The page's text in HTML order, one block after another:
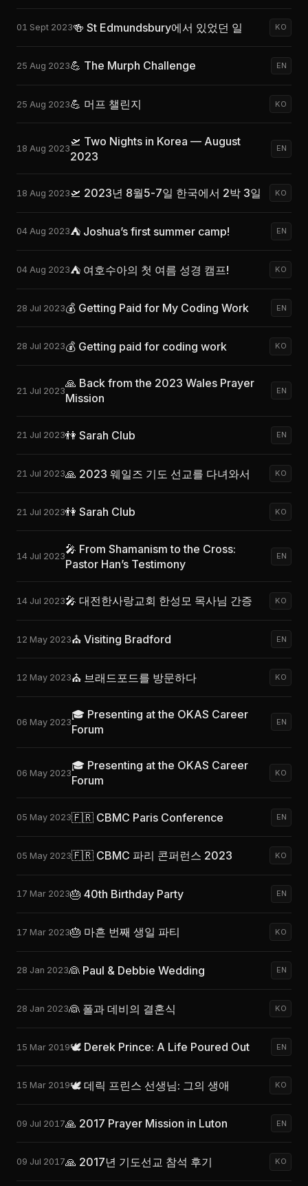
01 Sept 2023🍻 St Edmundsbury에서 있었던 일 KO
25 Aug 2023💪 The Murph Challenge EN
25 Aug 2023💪 머프 챌린지 KO
18 Aug 2023
🛫 Two Nights in Korea — August
2023
EN
18 Aug 2023 🛫 2023년 8월5-7일 한국에서 2박 3일 KO
04 Aug 2023⛺ Joshua’s first summer camp! EN
04 Aug 2023⛺ 여호수아의 첫 여름 성경 캠프! KO
28 Jul 2023💰 Getting Paid for My Coding Work EN
28 Jul 2023💰 Getting paid for coding work KO
21 Jul 2023
🙏 Back from the 2023 Wales Prayer
Mission
EN
21 Jul 2023👫 Sarah Club EN
21 Jul 2023🙏 2023 웨일즈 기도 선교를 다녀와서 KO
21 Jul 2023👫 Sarah Club KO
14 Jul 2023
🎤 From Shamanism to the Cross:
Pastor Han’s Testimony
EN
14 Jul 2023🎤 대전한사랑교회 한성모 목사님 간증 KO
12 May 2023⛪ Visiting Bradford EN
12 May 2023⛪ 브래드포드를 방문하다 KO
06 May 2023
🎓 Presenting at the OKAS Career
Forum
EN
06 May 2023
🎓 Presenting at the OKAS Career
Forum
KO
05 May 2023🇫🇷 CBMC Paris Conference EN
05 May 2023🇫🇷 CBMC 파리 콘퍼런스 2023 KO
17 Mar 2023🎂 40th Birthday Party EN
17 Mar 2023🎂 마흔 번째 생일 파티 KO
28 Jan 2023👰 Paul & Debbie Wedding EN
28 Jan 2023👰 폴과 데비의 결혼식 KO
15 Mar 2019🕊️ Derek Prince: A Life Poured Out EN
15 Mar 2019🕊️ 데릭 프린스 선생님: 그의 생애 KO
09 Jul 2017🙏 2017 Prayer Mission in Luton EN
09 Jul 2017🙏 2017년 기도선교 참석 후기 KO